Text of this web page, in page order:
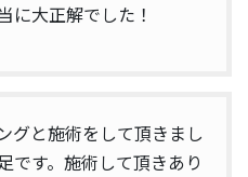
に大正解でした！
グと施術をして頂きまし
です。施術して頂きあり